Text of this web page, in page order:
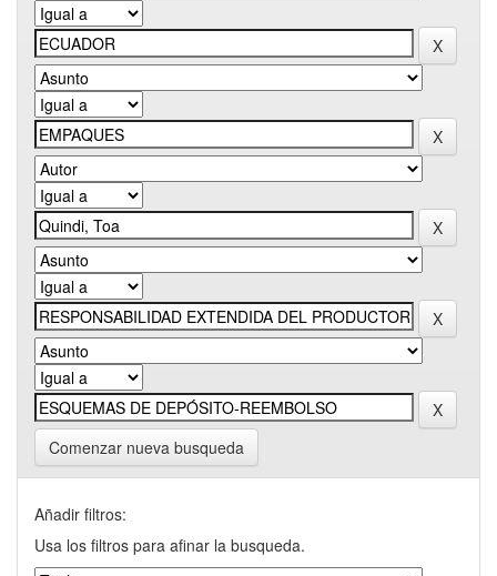
Comenzar nueva busqueda
Añadir filtros:
Usa los filtros para afinar la busqueda.